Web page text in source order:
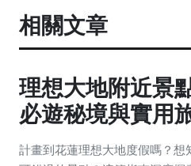
相關文章
理想大地附近景
必遊秘境與實用
計畫到花蓮理想大地度假嗎？想